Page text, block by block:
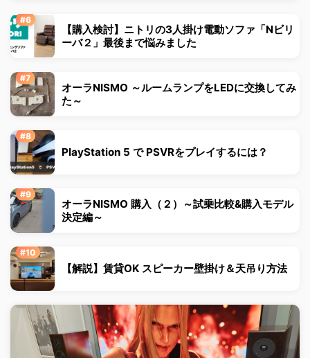
【購入検討】ニトリの3人掛け電動ソファ「Nビリ
ーバ２」最後まで悩みました
オーラNISMO ～ルームランプをLEDに交換してみ
た～
PlayStation 5 で PSVRをプレイするには？
オーラNISMO 購入（２）～試乗比較&購入モデル
決定編～
【解説】賃貸OK スピーカー壁掛け＆天吊り方法